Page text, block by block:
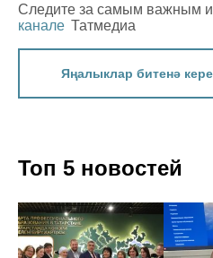
Следите за самым важным
канале Татмедиа
Яңалыклар битенә
Топ 5 новостей